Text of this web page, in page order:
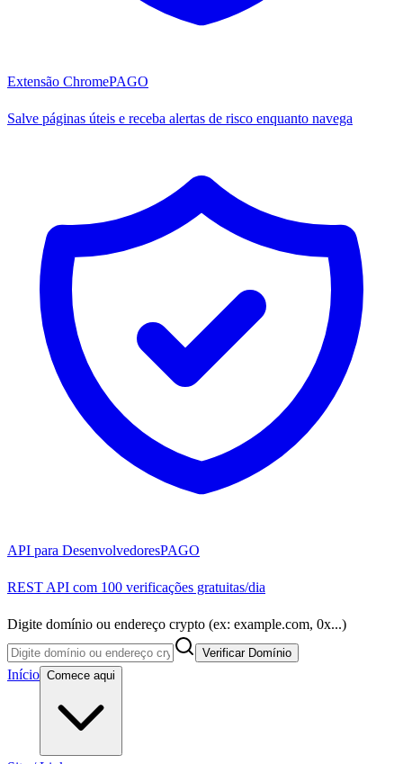
Extensão ChromePAGO
Salve páginas úteis e receba alertas de risco enquanto navega
API para DesenvolvedoresPAGO
REST API com 100 verificações gratuitas/dia
Digite domínio ou endereço crypto (ex: example.com, 0x...)
Verificar Domínio
Início Comece aqui